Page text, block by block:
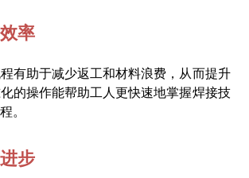
率
有助于减少返工和材料浪费，从而提升
的操作能帮助工人更快速地掌握焊接技
。
步